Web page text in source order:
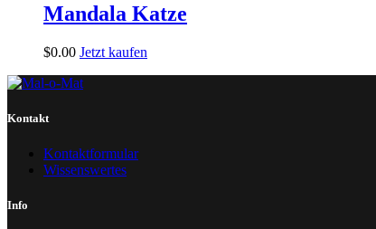
Mandala Katze
$0.00 Jetzt kaufen
Kontakt
Kontaktformular
Wissenswertes
Info